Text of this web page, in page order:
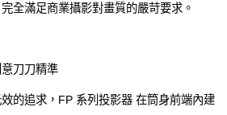
全滿足商業攝影對畫質的嚴苛要求。
刀刀精準
的追求，FP 系列投影器 在筒身前端內建